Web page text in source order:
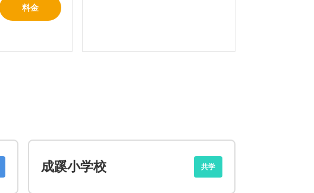
料金
成蹊小学校 共学